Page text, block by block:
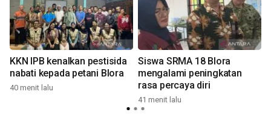
KKN IPB kenalkan pestisida
nabati kepada petani Blora
40 menit lalu
Siswa SRMA 18 Blora
mengalami peningkatan
rasa percaya diri
41 menit lalu